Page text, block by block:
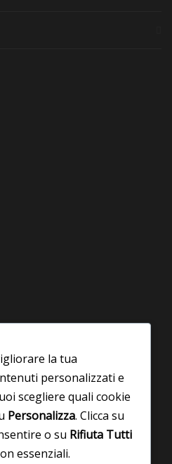
la tua
personalizzati e
scegliere quali cookie
Personalizza. Clicca su
o su Rifiuta Tutti
essenziali.